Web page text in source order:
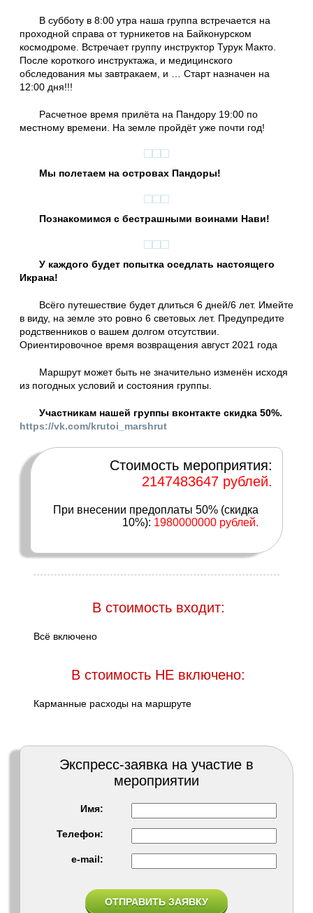
В субботу в 8:00 утра наша группа встречается на
проходной справа от турникетов на Байконурском
космодроме. Встречает группу инструктор Турук Макто.
После короткого инструктажа, и медицинского
обследования мы завтракаем, и … Старт назначен на
12:00 дня!!!
Расчетное время прилёта на Пандору 19:00 по
местному времени. На земле пройдёт уже почти год!
Мы полетаем на островах Пандоры!
Познакомимся с бестрашными воинами Нави!
У каждого будет попытка оседлать настоящего
Икрана!
Всёго путешествие будет длиться 6 дней/6 лет. Имейте
в виду, на земле это ровно 6 световых лет. Предупредите
родственников о вашем долгом отсутствии.
Ориентировочное время возвращения август 2021 года
Маршрут может быть не значительно изменён исходя
из погодных условий и состояния группы.
Участникам нашей группы вконтакте скидка 50%.
https://vk.com/krutoi_marshrut
Стоимость мероприятия:
2147483647 рублей.
При внесении предоплаты 50% (скидка
10%): 1980000000 рублей.
В стоимость входит:
Всё включено
В стоимость НЕ включено:
Карманные расходы на маршруте
Экспресс-заявка на участие в
мероприятии
Имя:
Телефон:
e-mail: